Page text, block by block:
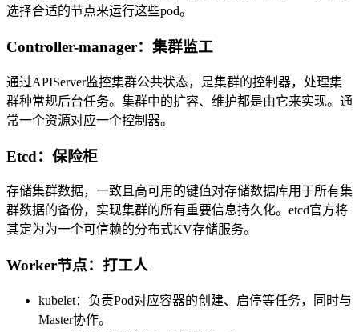
选择合适的节点来运行这些pod。
Controller-manager：集群监工
通过APIServer监控集群公共状态，是集群的控制器，处理集
群种常规后台任务。集群中的扩容、维护都是由它来实现。通
常一个资源对应一个控制器。
Etcd：保险柜
存储集群数据，一致且高可用的键值对存储数据库用于所有集
群数据的备份，实现集群的所有重要信息持久化。etcd官方将
其定为为一个可信赖的分布式KV存储服务。
Worker节点：打工人
kubelet：负责Pod对应容器的创建、启停等任务，同时与
Master协作。